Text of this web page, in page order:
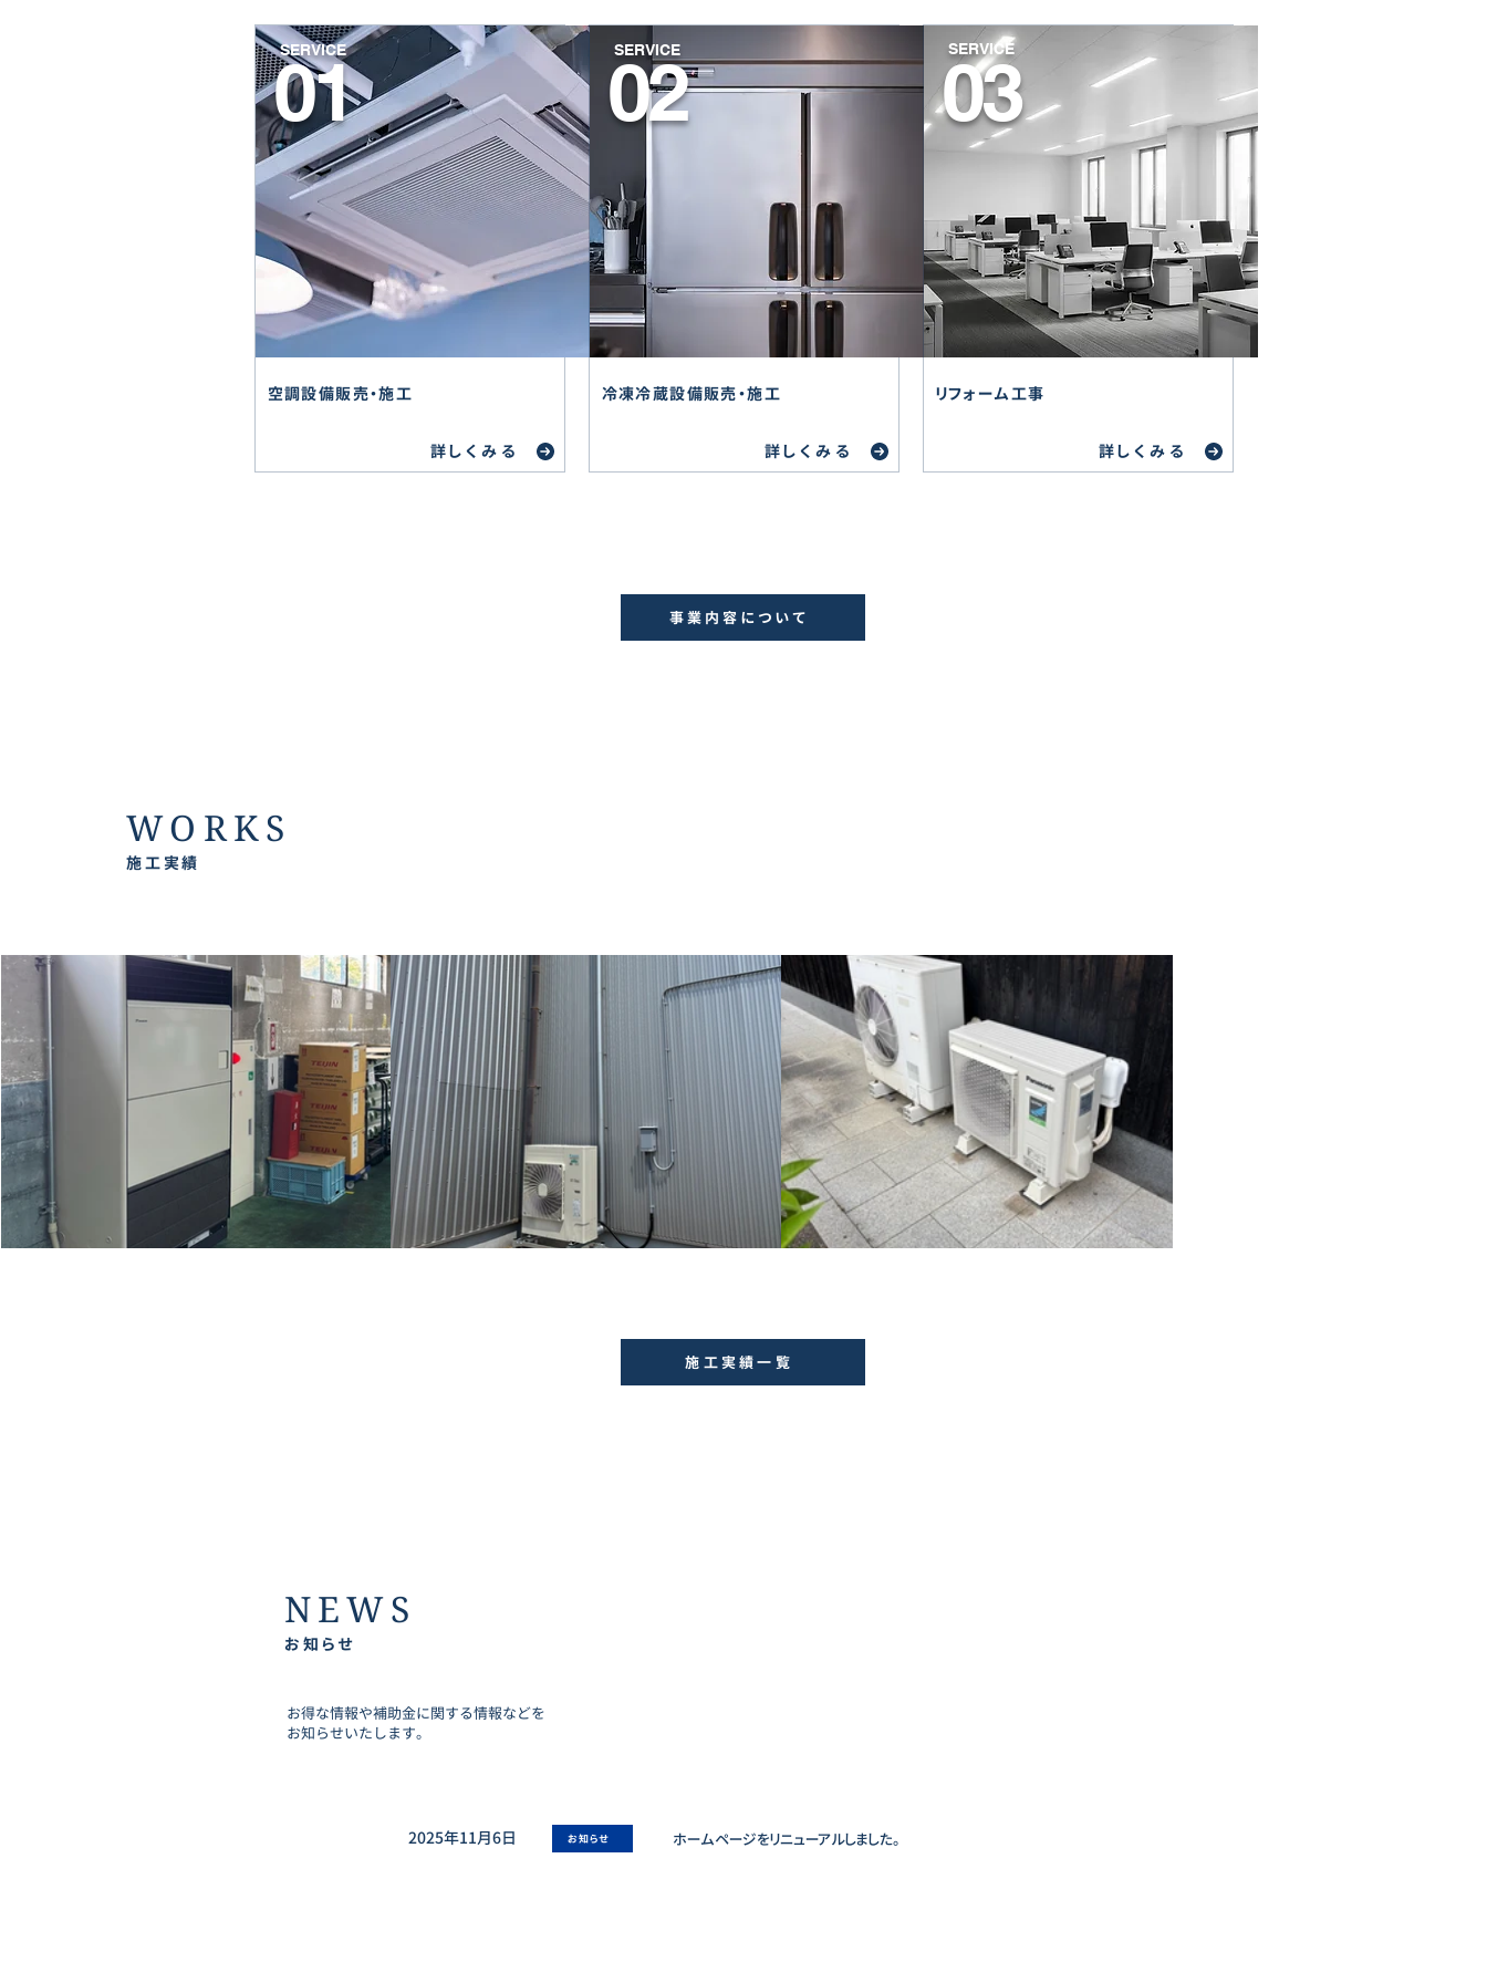
SERVICE
01
空調設備販売・施工
詳しくみる
SERVICE
02
冷凍冷蔵設備販売・施工
詳しくみる
SERVICE
03
リフォーム工事
詳しくみる
事業内容について
WORKS
施工実績
施工実績一覧
NEWS
お知らせ
お得な情報や補助金に関する情報などを
お知らせいたします。
2025年11月6日 お知らせ ホームページをリニューアルしました。